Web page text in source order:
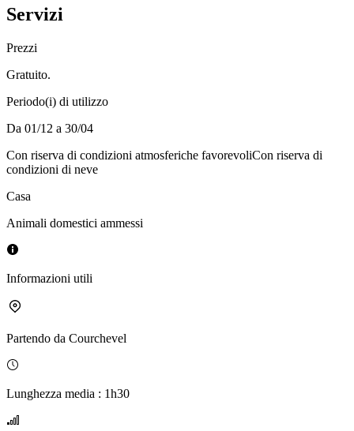
Servizi
Prezzi
Gratuito.
Periodo(i) di utilizzo
Da 01/12 a 30/04
Con riserva di condizioni atmosferiche favorevoliCon riserva di
condizioni di neve
Casa
Animali domestici ammessi
Informazioni utili
Partendo da Courchevel
Lunghezza media : 1h30